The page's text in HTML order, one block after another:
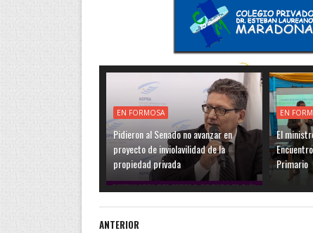
EN FORMOSA
Pidieron al Senado no avanzar en
proyecto de inviolavilidad de la
propiedad privada
EN
El
Primario
ANTERIOR